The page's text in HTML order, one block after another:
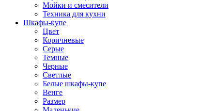
Мойки и смесители
Техника для кухни
Шкафы-купе
Цвет
Коричневые
Серые
Темные
Черные
Светлые
Белые шкафы-купе
Венге
Размер